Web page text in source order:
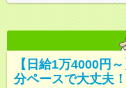
【日給1万4000円
分ペースで大丈夫